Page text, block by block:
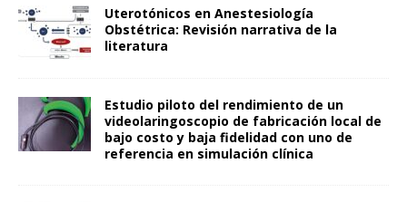
Uterotónicos en Anestesiología
Obstétrica: Revisión narrativa de la
literatura
Estudio piloto del rendimiento de un
videolaringoscopio de fabricación local de
bajo costo y baja fidelidad con uno de
referencia en simulación clínica